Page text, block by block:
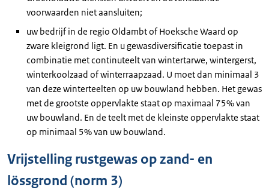
voorwaarden niet aansluiten;
uw bedrijf in de regio Oldambt of Hoeksche Waard op
zware kleigrond ligt. En u gewasdiversificatie toepast in
combinatie met continuteelt van wintertarwe, wintergerst,
winterkoolzaad of winterraapzaad. U moet dan minimaal 3
van deze winterteelten op uw bouwland hebben. Het gewas
met de grootste oppervlakte staat op maximaal 75% van
uw bouwland. En de teelt met de kleinste oppervlakte staat
op minimaal 5% van uw bouwland.
Vrijstelling rustgewas op zand- en
lössgrond (norm 3)